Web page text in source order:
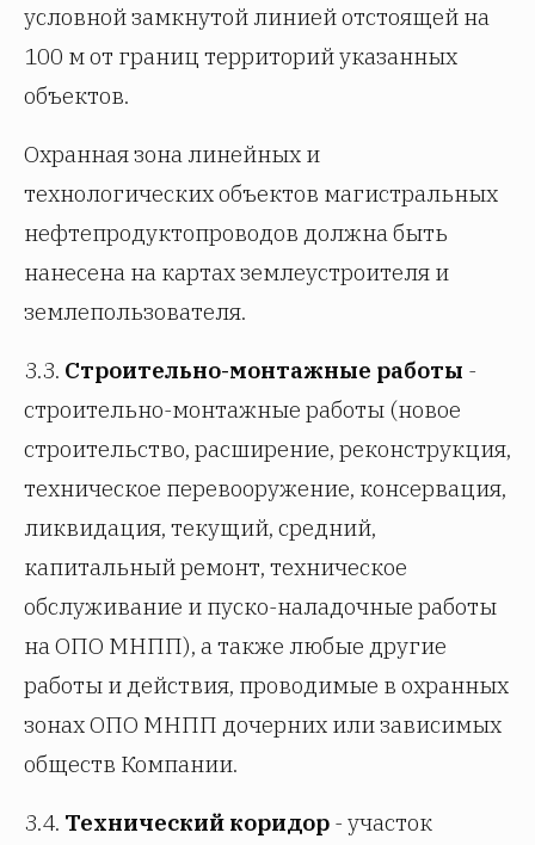
условной замкнутой линией отстоящей на
100 м от границ территорий указанных
объектов.
Охранная зона линейных и
технологических объектов магистральных
нефтепродуктопроводов должна быть
нанесена на картах землеустроителя и
землепользователя.
3.3. Строительно-монтажные работы -
строительно-монтажные работы (новое
строительство, расширение, реконструкция,
техническое перевооружение, консервация,
ликвидация, текущий, средний,
капитальный ремонт, техническое
обслуживание и пуско-наладочные работы
на ОПО МНПП), а также любые другие
работы и действия, проводимые в охранных
зонах ОПО МНПП дочерних или зависимых
обществ Компании.
3.4. Технический коридор - участок